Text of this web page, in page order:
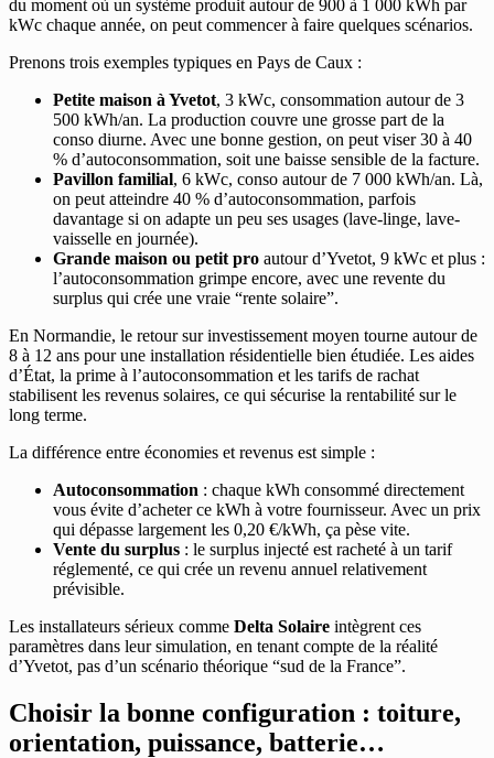
du moment où un système produit autour de 900 à 1 000 kWh par
kWc chaque année, on peut commencer à faire quelques scénarios.
Prenons trois exemples typiques en Pays de Caux :
Petite maison à Yvetot, 3 kWc, consommation autour de 3
500 kWh/an. La production couvre une grosse part de la
conso diurne. Avec une bonne gestion, on peut viser 30 à 40
% d’autoconsommation, soit une baisse sensible de la facture.
Pavillon familial, 6 kWc, conso autour de 7 000 kWh/an. Là,
on peut atteindre 40 % d’autoconsommation, parfois
davantage si on adapte un peu ses usages (lave-linge, lave-
vaisselle en journée).
Grande maison ou petit pro autour d’Yvetot, 9 kWc et plus :
l’autoconsommation grimpe encore, avec une revente du
surplus qui crée une vraie “rente solaire”.
En Normandie, le retour sur investissement moyen tourne autour de
8 à 12 ans pour une installation résidentielle bien étudiée. Les aides
d’État, la prime à l’autoconsommation et les tarifs de rachat
stabilisent les revenus solaires, ce qui sécurise la rentabilité sur le
long terme.
La différence entre économies et revenus est simple :
Autoconsommation : chaque kWh consommé directement
vous évite d’acheter ce kWh à votre fournisseur. Avec un prix
qui dépasse largement les 0,20 €/kWh, ça pèse vite.
Vente du surplus : le surplus injecté est racheté à un tarif
réglementé, ce qui crée un revenu annuel relativement
prévisible.
Les installateurs sérieux comme Delta Solaire intègrent ces
paramètres dans leur simulation, en tenant compte de la réalité
d’Yvetot, pas d’un scénario théorique “sud de la France”.
Choisir la bonne configuration : toiture,
orientation, puissance, batterie…